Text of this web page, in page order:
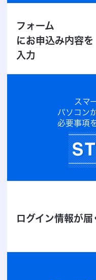
フォーム
にお申込み内容を
入力
スマ
パソコン
必要事項
ログイン情報が届